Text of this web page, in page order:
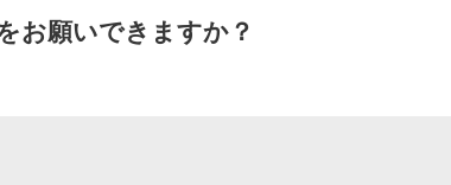
お願いできますか？